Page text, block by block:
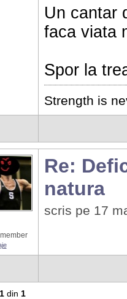
Un cantar
faca viata
Spor la
Strength is
Re:
natura
scris pe 17
1din 1